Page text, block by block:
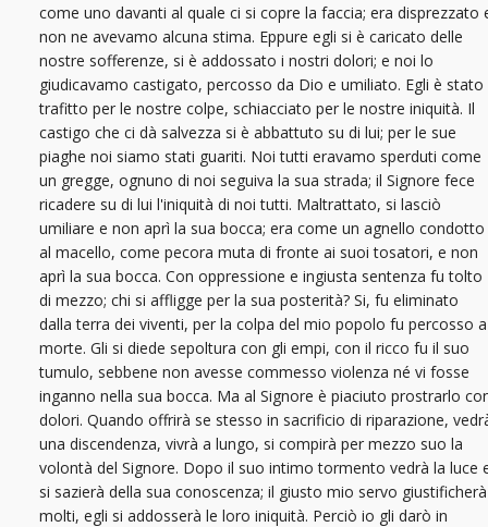
come uno davanti al quale ci si copre la faccia; era disprezzato
non ne avevamo alcuna stima. Eppure egli si è caricato delle
nostre sofferenze, si è addossato i nostri dolori; e noi lo
giudicavamo castigato, percosso da Dio e umiliato. Egli è stato
trafitto per le nostre colpe, schiacciato per le nostre iniquità. Il
castigo che ci dà salvezza si è abbattuto su di lui; per le sue
piaghe noi siamo stati guariti. Noi tutti eravamo sperduti come
un gregge, ognuno di noi seguiva la sua strada; il Signore fece
ricadere su di lui l'iniquità di noi tutti. Maltrattato, si lasciò
umiliare e non aprì la sua bocca; era come un agnello condotto
al macello, come pecora muta di fronte ai suoi tosatori, e non
aprì la sua bocca. Con oppressione e ingiusta sentenza fu tolto
di mezzo; chi si affligge per la sua posterità? Si, fu eliminato
dalla terra dei viventi, per la colpa del mio popolo fu percosso a
morte. Gli si diede sepoltura con gli empi, con il ricco fu il suo
tumulo, sebbene non avesse commesso violenza né vi fosse
inganno nella sua bocca. Ma al Signore è piaciuto prostrarlo
dolori. Quando offrirà se stesso in sacrificio di riparazione,
una discendenza, vivrà a lungo, si compirà per mezzo suo la
volontà del Signore. Dopo il suo intimo tormento vedrà la luce
si sazierà della sua conoscenza; il giusto mio servo giustificherà
molti, egli si addosserà le loro iniquità. Perciò io gli darò in